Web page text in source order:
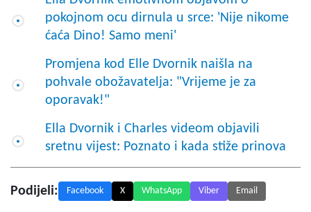
pokojnom ocu dirnula u srce: 'Nije nikome
ćaća Dino! Samo meni'
Promjena kod Elle Dvornik naišla na
pohvale obožavatelja: "Vrijeme je za
oporavak!"
Ella Dvornik i Charles videom objavili
sretnu vijest: Poznato i kada stiže prinova
Podijeli: Facebook X WhatsApp Viber Email